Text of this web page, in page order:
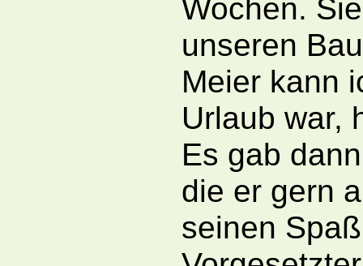
Wochen.
unseren
Meier kann
Urlaub war,
Es gab
die er gern
seinen